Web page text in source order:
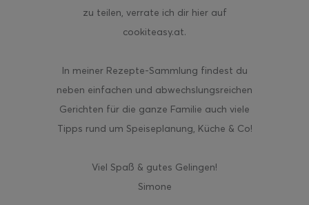
zu teilen, verrate ich dir hier auf
cookiteasy.at.
In meiner Rezepte-Sammlung findest du
neben einfachen und abwechslungsreichen
Gerichten für die ganze Familie auch viele
Tipps rund um Speiseplanung, Küche & Co!
Viel Spaß & gutes Gelingen!
Simone